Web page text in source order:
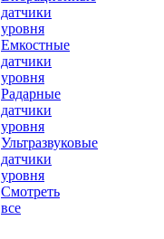
датчики
уровня
Емкостные
датчики
уровня
Радарные
датчики
уровня
Ультразвуковые
датчики
уровня
Смотреть
все